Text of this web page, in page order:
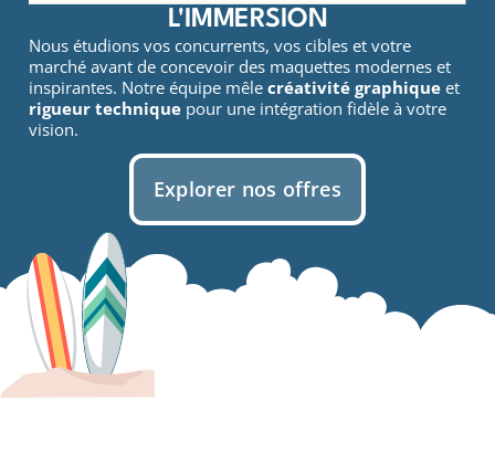
L'IMMERSION
Nous étudions vos concurrents, vos cibles et votre
marché avant de concevoir des maquettes modernes et
inspirantes. Notre équipe mêlecréativité graphiqueet
rigueur techniquepour une intégration fidèle à votre
vision.
Explorer nos offres